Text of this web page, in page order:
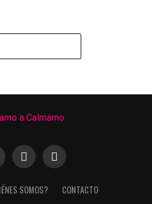
SOMOS? CONTACTO